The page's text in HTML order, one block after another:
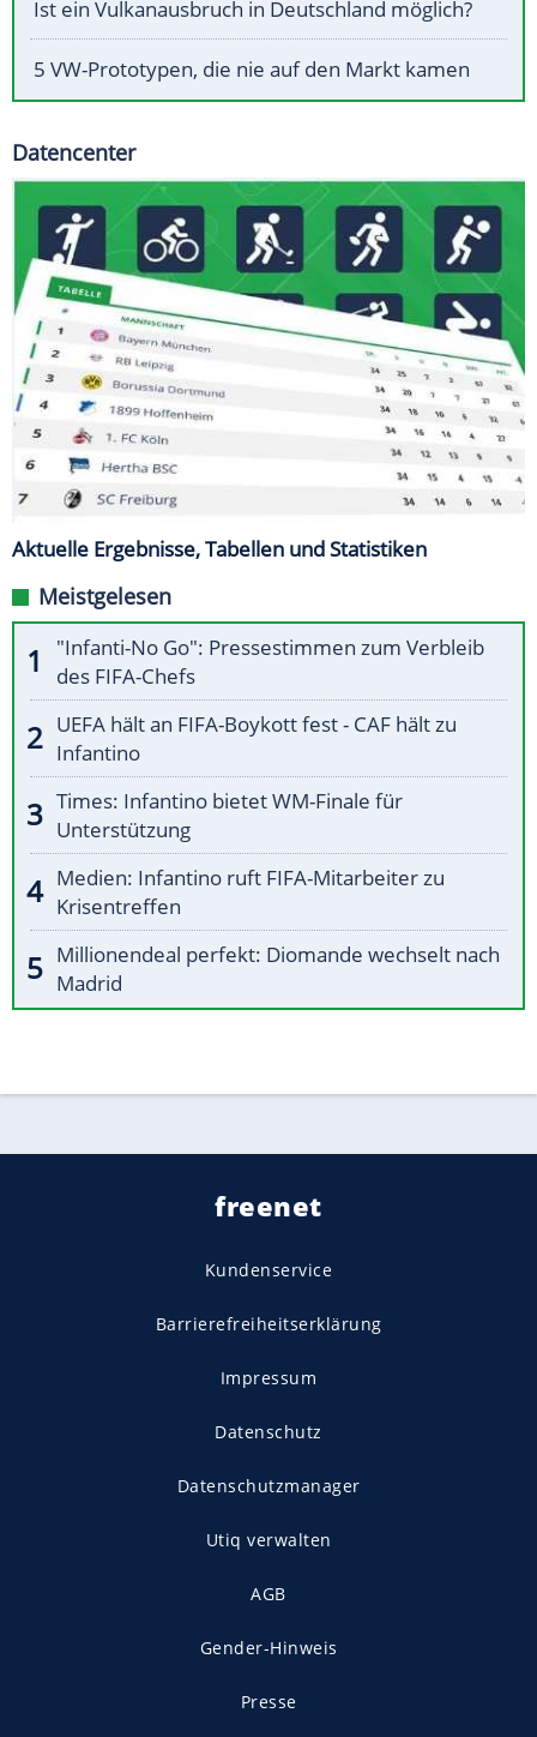
Ist ein Vulkanausbruch in Deutschland möglich?
5 VW-Prototypen, die nie auf den Markt kamen
Datencenter
Aktuelle Ergebnisse, Tabellen und Statistiken
Meistgelesen
"Infanti-No Go": Pressestimmen zum Verbleib
des FIFA-Chefs
UEFA hält an FIFA-Boykott fest - CAF hält zu
Infantino
Times: Infantino bietet WM-Finale für
Unterstützung
Medien: Infantino ruft FIFA-Mitarbeiter zu
Krisentreffen
Millionendeal perfekt: Diomande wechselt nach
Madrid
freenet
Kundenservice
Barrierefreiheitserklärung
Impressum
Datenschutz
Datenschutzmanager
Utiq verwalten
AGB
Gender-Hinweis
Presse